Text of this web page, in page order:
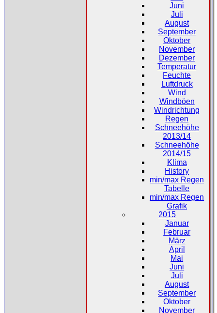
Juni
Juli
August
September
Oktober
November
Dezember
Temperatur
Feuchte
Luftdruck
Wind
Windböen
Windrichtung
Regen
Schneehöhe
2013/14
Schneehöhe
2014/15
Klima
History
min/max Regen
Tabelle
min/max Regen
Grafik
2015
Januar
Februar
März
April
Mai
Juni
Juli
August
September
Oktober
November